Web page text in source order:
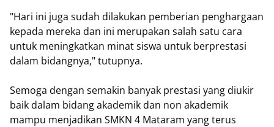
"Hari ini juga sudah dilakukan pemberian penghargaan
kepada mereka dan ini merupakan salah satu cara
untuk meningkatkan minat siswa untuk berprestasi
dalam bidangnya," tutupnya.
Semoga dengan semakin banyak prestasi yang diukir
baik dalam bidang akademik dan non akademik
mampu menjadikan SMKN 4 Mataram yang terus